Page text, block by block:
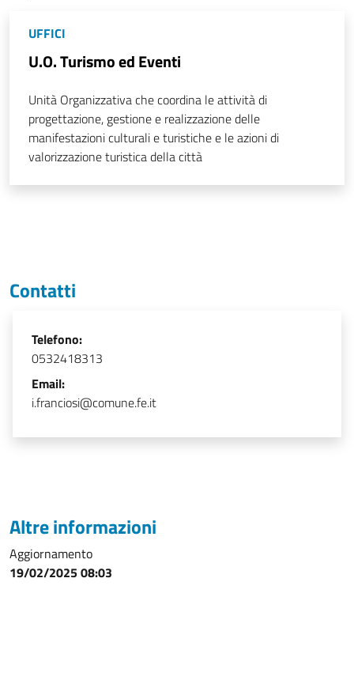
UFFICI
U.O. Turismo ed Eventi
Unità Organizzativa che coordina le attività di
progettazione, gestione e realizzazione delle
manifestazioni culturali e turistiche e le azioni di
valorizzazione turistica della città
Contatti
Telefono:
0532418313
Email:
i.franciosi@comune.fe.it
Altre informazioni
Aggiornamento
19/02/2025 08:03